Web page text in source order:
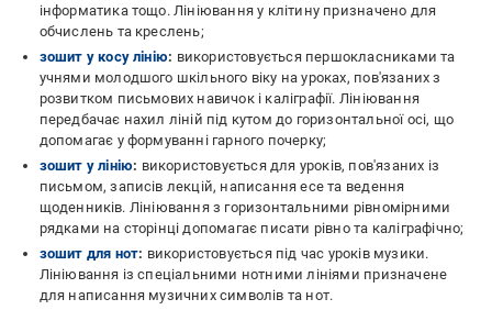
інформатика тощо. Лініювання у клітину призначено для
обчислень та креслень;
зошит у косу лінію: використовується першокласниками та
учнями молодшого шкільного віку на уроках, пов'язаних з
розвитком письмових навичок і каліграфії. Лініювання
передбачає нахил ліній під кутом до горизонтальної осі, що
допомагає у формуванні гарного почерку;
зошит у лінію: використовується для уроків, пов'язаних із
письмом, записів лекцій, написання есе та ведення
щоденників. Лініювання з горизонтальними рівномірними
рядками на сторінці допомагає писати рівно та каліграфічно;
зошит для нот: використовується під час уроків музики.
Лініювання із спеціальними нотними лініями призначене
для написання музичних символів та нот.